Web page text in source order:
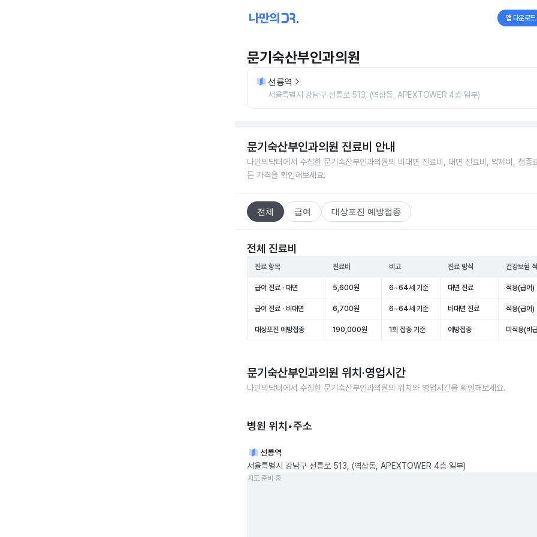
앱 다운로드
문기숙산부인과의원
선릉역
서울특별시 강남구 선릉로 513, (역삼동, APEXTOWER 4층 일부)
문기숙산부인과의원 진료비 안내
나만의닥터에서 수집한 문기숙산부인과의원의 비대면 진료비, 대면 진료비, 약제비, 접종
든 가격을 확인해보세요.
전체 급여 대상포진 예방접종
전체 진료비
진료 항목 진료비 비고 진료 방식 건강보험
급여 진료 · 대면 5,600원 6~64세 기준 대면 진료 적용(급여)
급여 진료 · 비대면 6,700원 6~64세 기준 비대면 진료 적용(급여)
대상포진 예방접종 190,000원 1회 접종 기준 예방접종 미적용(비
문기숙산부인과의원 위치·영업시간
나만의닥터에서 수집한 문기숙산부인과의원의 위치와 영업시간을 확인해보세요.
병원 위치•주소
선릉역
서울특별시 강남구 선릉로 513, (역삼동, APEXTOWER 4층 일부)
지도 준비 중